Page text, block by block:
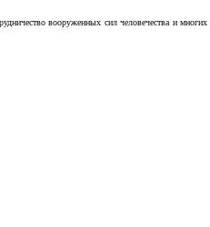
вооруженных сил человечества и